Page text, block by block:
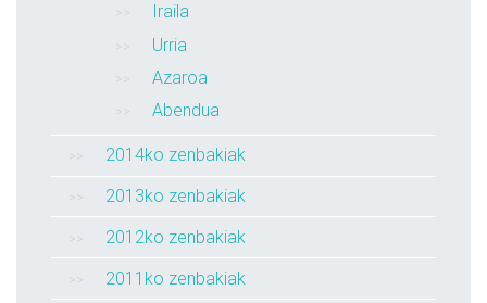
Iraila
Urria
Azaroa
Abendua
2014ko zenbakiak
2013ko zenbakiak
2012ko zenbakiak
2011ko zenbakiak